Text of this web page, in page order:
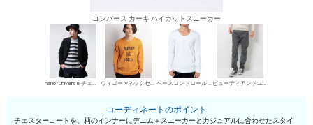
コンバース カーキ ハイカットスニーカー
nano･universe チェスターコート ウィゴー Vネックセーター ベースコントロール UネックTシャツ ビューティアンドユース ユナイテッドアローズ デニムパンツ・ジーンズ
コーディネートのポイント
チェスターコートを、柄のインナーにデニム＋スニーカーとカジュアルに合わせたスタイ